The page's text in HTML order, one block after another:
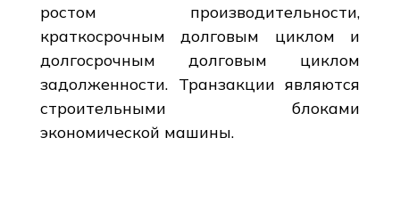
ростом производительности,
краткосрочным долговым циклом и
долгосрочным долговым циклом
задолженности. Транзакции являются
строительными блоками
экономической машины.